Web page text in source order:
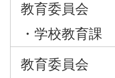
教育委員会
・学校教育課
教育委員会